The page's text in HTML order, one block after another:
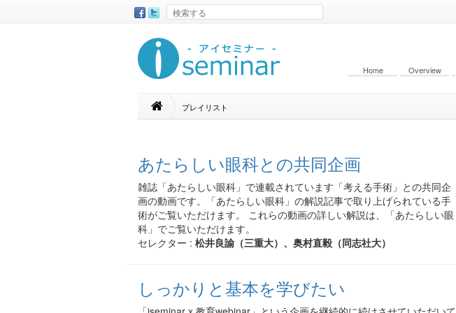
Home Overview
プレイリスト
あたらしい眼科との共同企画
雑誌「あたらしい眼科」で連載されています「考える手術」との共同企
画の動画です。「あたらしい眼科」の解説記事で取り上げられている手
術がご覧いただけます。 これらの動画の詳しい解説は、「あたらしい眼
科」でご覧いただけます。
セレクター : 松井良諭（三重大）、奥村直毅（同志社大）
しっかりと基本を学びたい